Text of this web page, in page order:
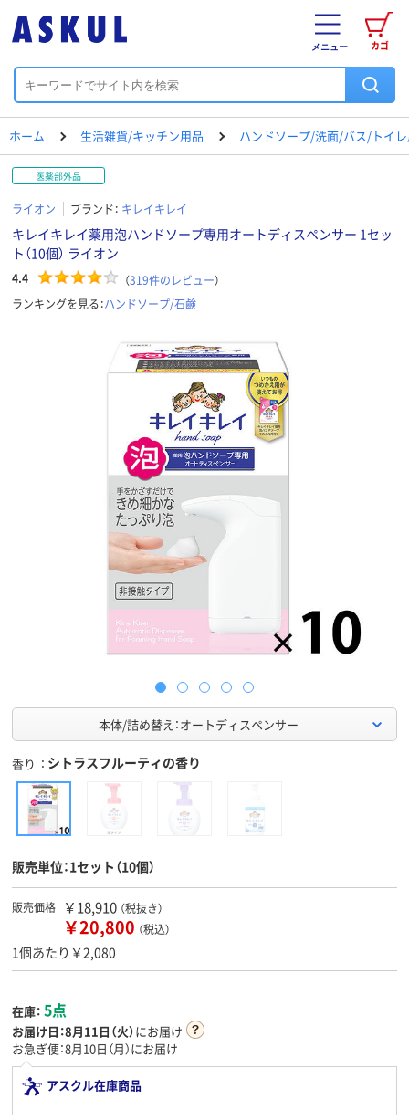
カゴ
メニュー
ホーム 生活雑貨/キッチン用品 ハンドソープ/洗面/バス/トイ
医薬部外品
ライオン ブランド： キレイキレイ
キレイキレイ薬用泡ハンドソープ専用オートディスペンサー 1セッ
ト（10個） ライオン
4.4 （319件のレビュー）
ランキングを見る：ハンドソープ/石鹸
本体/詰め替え：オートディスペンサー
香り シトラスフルーティの香り
販売単位：1セット（10個）
販売価格 ￥18,910 （税抜き）
￥20,800 （税込）
1個あたり￥2,080
在庫： 5点
お届け日：8月11日（火）にお届け
お急ぎ便：8月10日（月）にお届け
アスクル在庫商品